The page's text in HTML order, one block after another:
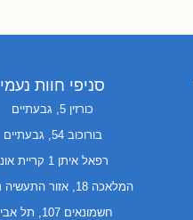
סניפי חוות נעמי
כורזין 5, גבעתיים
בורוכוב 54, גבעתיים
רפאל איתן 1 קריית אונו
המלאכה 18, אזור התעשיה רעננה
חשמונאים 107, תל אביב